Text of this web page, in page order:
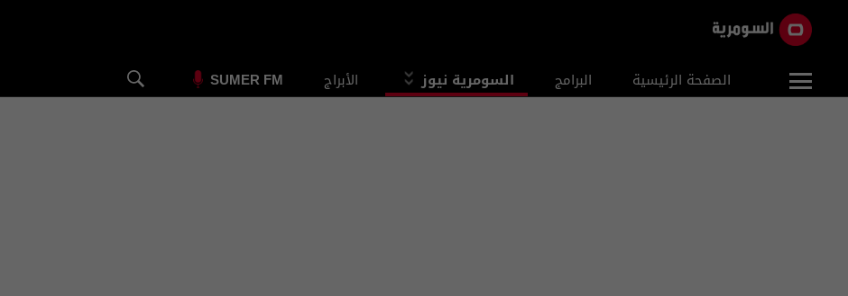
الصفحة الرئيسية البرامج السومرية نيوز الأبراج SUMER FM